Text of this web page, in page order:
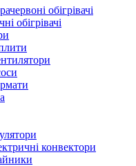
обігрівачі
обігрівачі
конвектори